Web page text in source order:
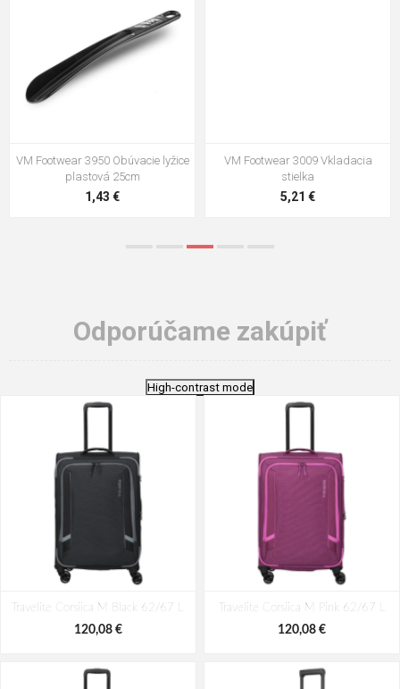
VM Footwear 3009 Vkladacia
stielka
5,21 €
VM Footwear 3102 Šnúrky ploché
0,79 €
Odporúčame zakúpiť
High-contrast mode
Travelite Corsiica M Black 62/67 L
120,08 €
Travelite Corsiica M Pink 62/67 L
120,08 €